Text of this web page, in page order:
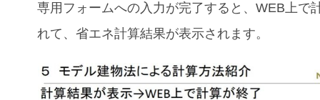
専用フォームへの入力が完了すると、WEB上で
れて、省エネ計算結果が表示されます。